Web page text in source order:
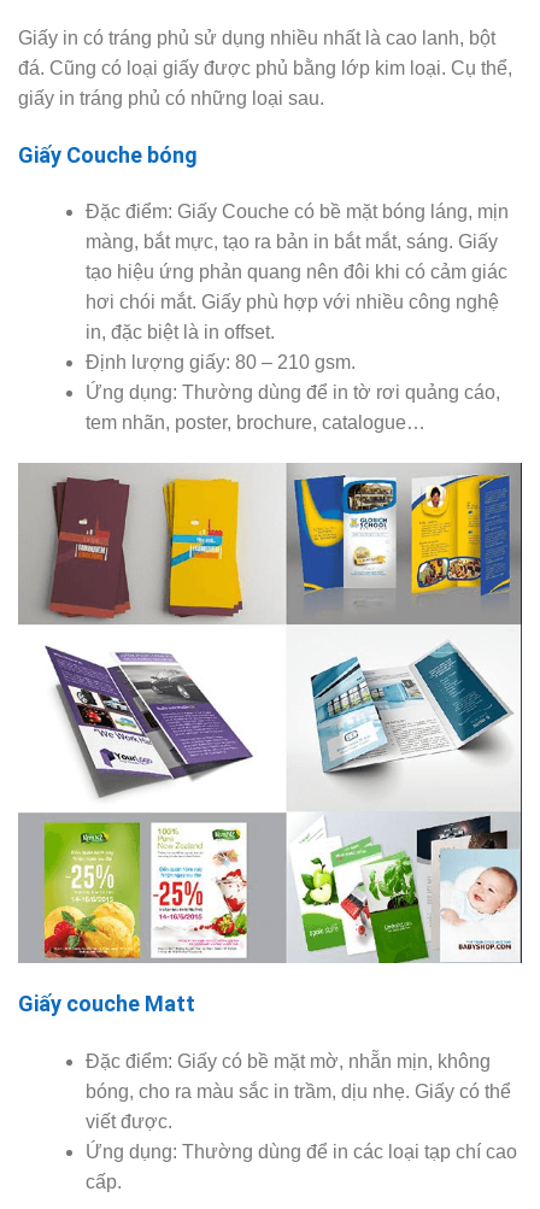
Giấy in có tráng phủ sử dụng nhiều nhất là cao lanh, bột
đá. Cũng có loại giấy được phủ bằng lớp kim loại. Cụ thể,
giấy in tráng phủ có những loại sau.
Giấy Couche bóng
Đặc điểm: Giấy Couche có bề mặt bóng láng, mịn
màng, bắt mực, tạo ra bản in bắt mắt, sáng. Giấy
tạo hiệu ứng phản quang nên đôi khi có cảm giác
hơi chói mắt. Giấy phù hợp với nhiều công nghệ
in, đặc biệt là in offset.
Định lượng giấy: 80 – 210 gsm.
Ứng dụng: Thường dùng để in tờ rơi quảng cáo,
tem nhãn, poster, brochure, catalogue…
Giấy couche Matt
Đặc điểm: Giấy có bề mặt mờ, nhẵn mịn, không
bóng, cho ra màu sắc in trầm, dịu nhẹ. Giấy có thể
viết được.
Ứng dụng: Thường dùng để in các loại tạp chí cao
cấp.